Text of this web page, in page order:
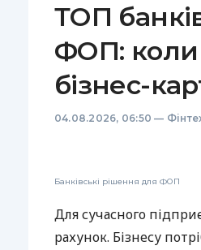
ТОП
ФОП: коли
бізнес-
04.08.2026, 06:50 —
Банківські рішення для ФОП
Для сучасного
рахунок. Бізнесу